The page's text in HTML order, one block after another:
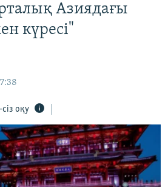
Азиядағы
күресі"
оқу